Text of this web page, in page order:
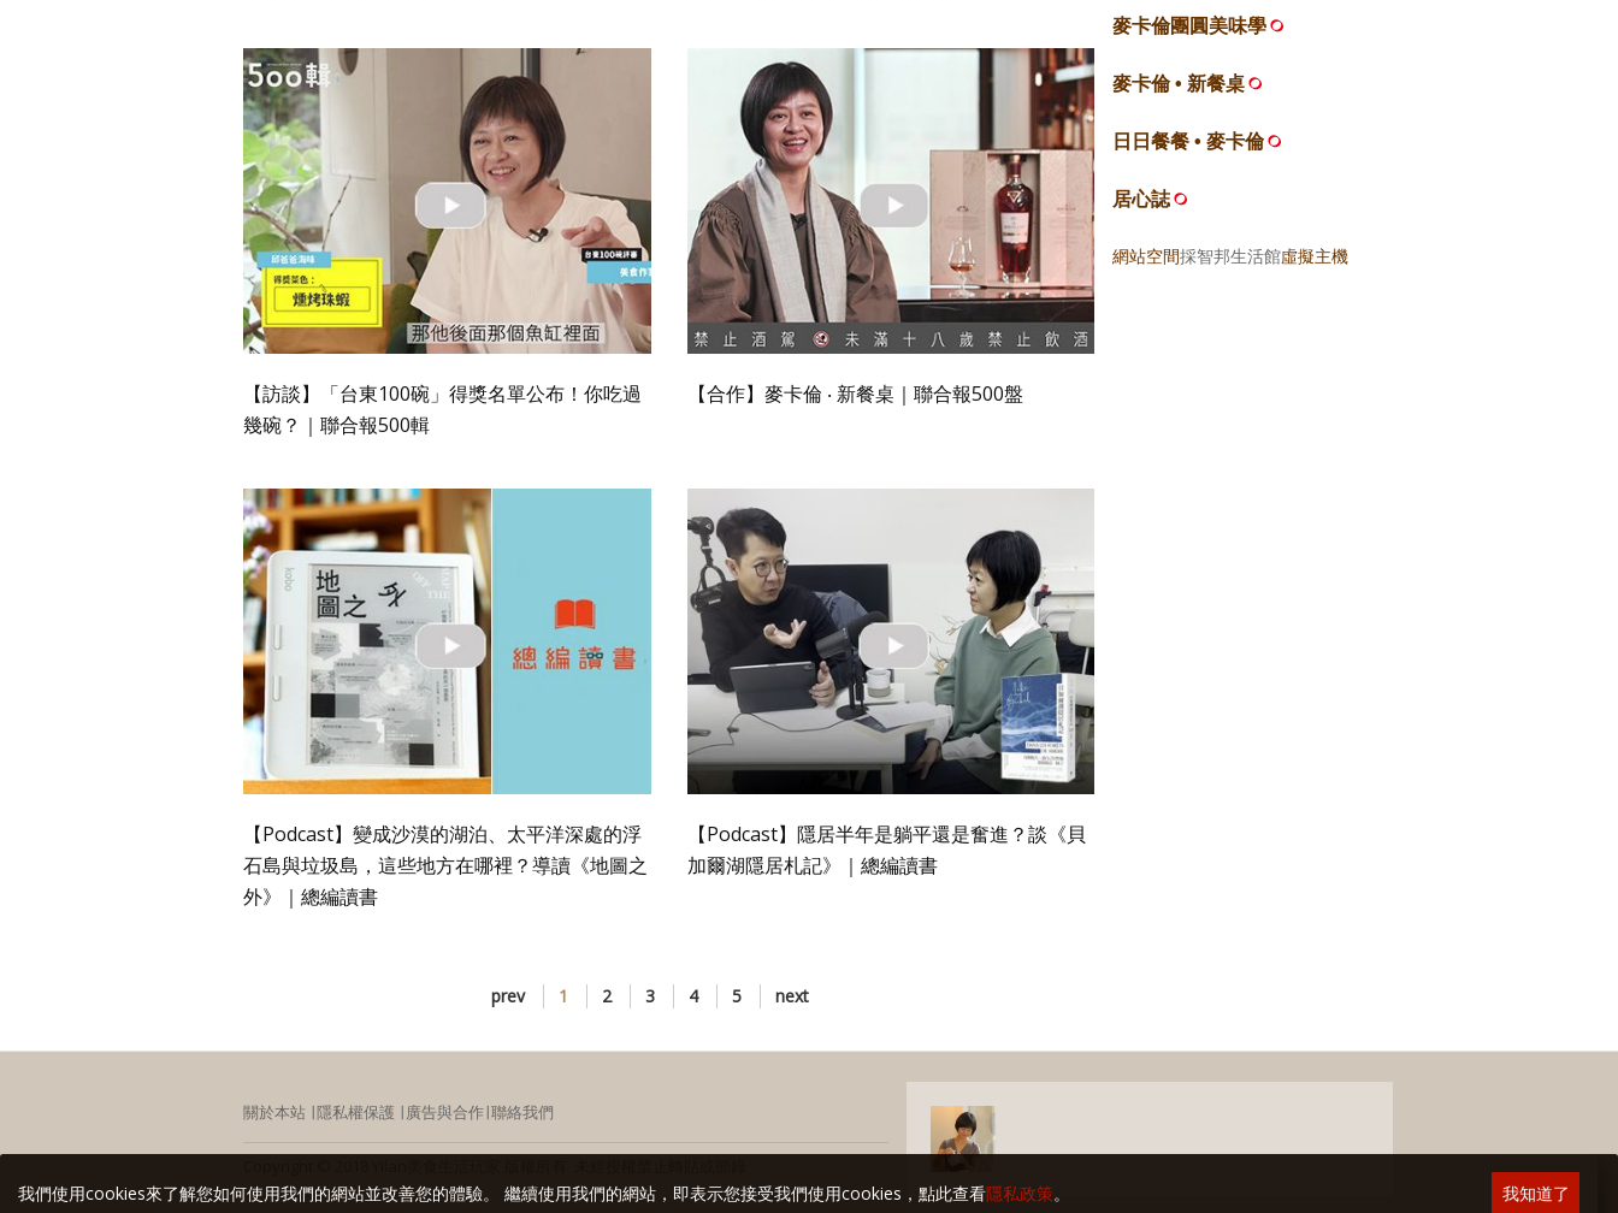
【訪談】「台東100碗」得獎名單公布！你吃過
幾碗？｜聯合報500輯
【合作】麥卡倫 ‧ 新餐桌｜聯合報500盤
【Podcast】變成沙漠的湖泊、太平洋深處的浮
石島與垃圾島，這些地方在哪裡？導讀《地圖之
外》｜總編讀書
【Podcast】隱居半年是躺平還是奮進？談《貝
加爾湖隱居札記》｜總編讀書
prev 1 2 3 4 5 next
麥卡倫團圓美味學
麥卡倫 • 新餐桌
日日餐餐 • 麥卡倫
居心誌
網站空間採智邦生活館虛擬主機
關於本站 ∣隱私權保護 ∣廣告與合作∣聯絡我們
我們使用cookies來了解您如何使用我們的網站並改善您的體驗。 繼續使用我們的網站，即表示您接受我們使用cookies，點此查看隱私政策。 我知道了